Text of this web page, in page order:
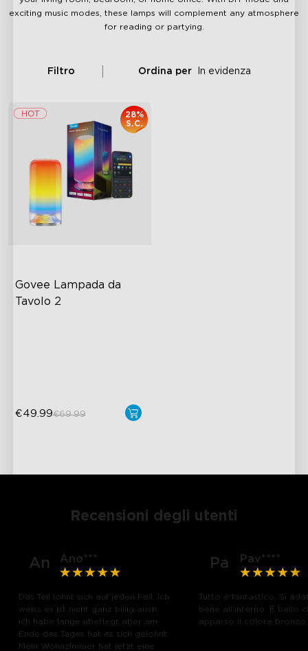
exciting music modes, these lamps will complement any atmosphere
for reading or partying.
Filtro Ordina per In evidenza
Govee Lampada da
Tavolo 2
28%
S.C.
€49.99€69.99
Recensioni degli utenti
An Ano***
Das Teil lohnt sich auf jeden Fall. Ich
weiss es ist nicht ganz billig auch
ich habe lange überlegt aber am
Ende des Tages hat es sich gelohnt.
Mein Wohnzimmer hat jetzt eine
Pa Pav****
Tutto è fantastico. Si
bene all'interno. È bello
apparso il colore